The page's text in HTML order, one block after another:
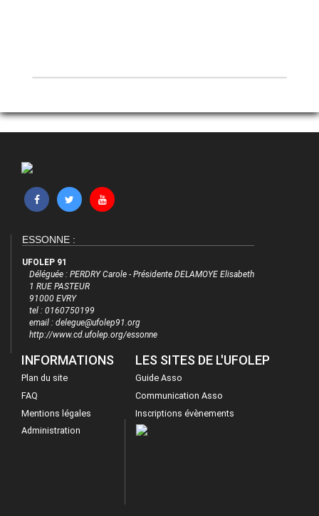
ESSONNE :
UFOLEP 91
Déléguée : PERDRY Carole - Présidente DELAMOYE Elisabeth
1 RUE PASTEUR
91000 EVRY
tel : 0160750199
email : delegue@ufolep91.org
http://www.cd.ufolep.org/essonne
INFORMATIONS
Plan du site
FAQ
Mentions légales
Administration
LES SITES DE L'UFOLEP
Guide Asso
Communication Asso
Inscriptions évènements